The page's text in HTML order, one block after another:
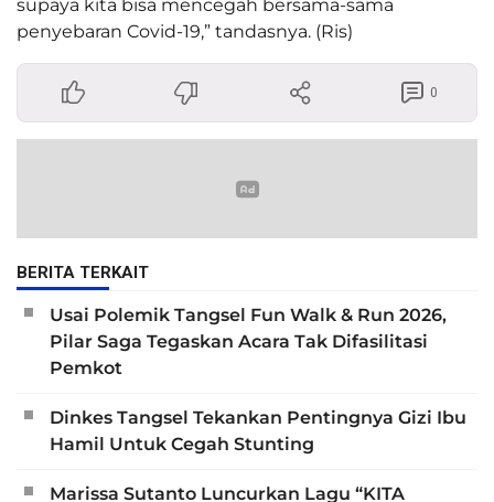
supaya kita bisa mencegah bersama-sama
penyebaran Covid-19,” tandasnya. (Ris)
0
BERITA TERKAIT
Usai Polemik Tangsel Fun Walk & Run 2026,
Pilar Saga Tegaskan Acara Tak Difasilitasi
Pemkot
Dinkes Tangsel Tekankan Pentingnya Gizi Ibu
Hamil Untuk Cegah Stunting
Marissa Sutanto Luncurkan Lagu “KITA